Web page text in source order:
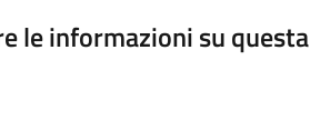
le informazioni su questa